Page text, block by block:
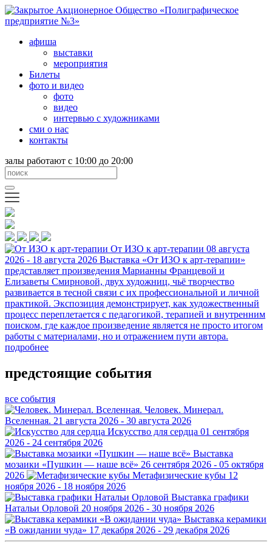
афиша
выставки
мероприятия
Билеты
фото и видео
фото
видео
интервью с художниками
сми о нас
контакты
залы работают с 10:00 до 20:00
От ИЗО к арт-терапии 08 августа
2026 - 18 августа 2026 Выставка «От ИЗО к арт-терапии»
представляет произведения Марианны Францевой и
Елизаветы Смирновой, двух художниц, чьё творчество
развивается в тесной связи с их профессиональной и личной
практикой. Экспозиция демонстрирует, как художественный
процесс переплетается с педагогикой, терапией и внутренним
поиском, где каждое произведение является не просто итогом
работы с материалами, но и отражением пути автора.
подробнее
предстоящие события
все события
Человек. Минерал.
Вселенная. 21 августа 2026 - 30 августа 2026
Искусство для сердца 01 сентября
2026 - 24 сентября 2026
Выставка
мозаики «Пушкин — наше всё» 26 сентября 2026 - 05 октября
2026
Метафизические кубы 12
ноября 2026 - 18 ноября 2026
Выставка графики
Натальи Орловой 20 ноября 2026 - 30 ноября 2026
Выставка керамики
«В ожидании чуда» 17 декабря 2026 - 29 декабря 2026